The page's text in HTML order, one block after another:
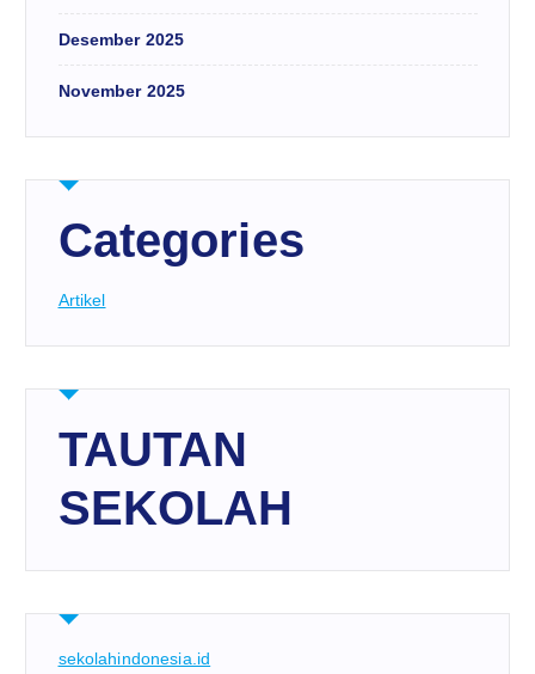
Desember 2025
November 2025
Categories
Artikel
TAUTAN
SEKOLAH
sekolahindonesia.id